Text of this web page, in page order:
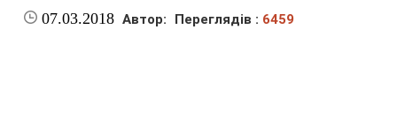
07.03.2018 Автор: Переглядів : 6459